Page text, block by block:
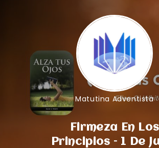
Matutina Adventista
Firmeza En Los
Principios – 1 De